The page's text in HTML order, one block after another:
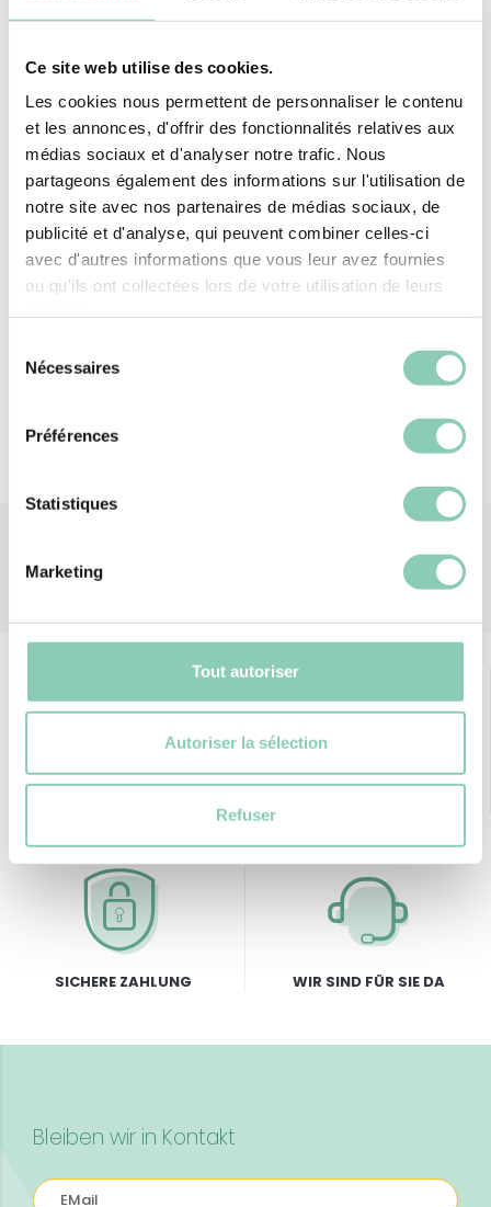
Ce site web utilise des cookies.
Les cookies nous permettent de personnaliser le contenu
et les annonces, d'offrir des fonctionnalités relatives aux
médias sociaux et d'analyser notre trafic. Nous
partageons également des informations sur l'utilisation de
notre site avec nos partenaires de médias sociaux, de
publicité et d'analyse, qui peuvent combiner celles-ci
avec d'autres informations que vous leur avez fournies
ou qu'ils ont collectées lors de votre utilisation de leurs
Nécessaires
Préférences
Statistiques
Marketing
Tout autoriser
Autoriser la sélection
Refuser
zeitlosen Boater-Stil, der durch ein farbiges
Versprechen für entspannte Sommerausflüge.
Dank der verstellbaren Größe bieten diese
Modelle einen maßgeschneiderten Halt und
einen natürlich modernen Look für all Ihre
Aktivitäten im Garten. Entworfen, um Ihre
Momente im Freien zu verschönern, begleiten sie
Sie bei jedem Ausflug mit Leichtigkeit und
Lebensfreude.
KOSTENLOSER VERSAND
RÜCKGABE-GARANTIE
SICHERE ZAHLUNG WIR SIND FÜR SIE DA
Bleiben wir in Kontakt